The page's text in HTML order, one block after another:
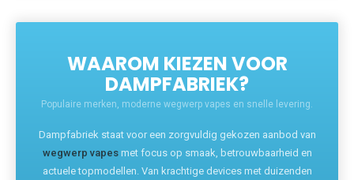
WAAROM KIEZEN VOOR
DAMPFABRIEK?
Populaire merken, moderne wegwerp vapes en snelle levering.
Dampfabriek staat voor een zorgvuldig gekozen aanbod van
wegwerp vapesmet focus op smaak, betrouwbaarheid en
actuele topmodellen. Van krachtige devices met duizenden